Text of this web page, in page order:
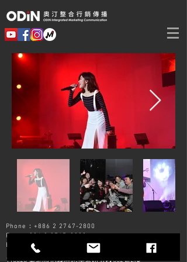
Phone：+886 2 2747-2800
Fax：+886 22747-2900
E-Mail：odin@odinimc.com.tw
110028 臺北市信義區忠孝東路五段552號2樓